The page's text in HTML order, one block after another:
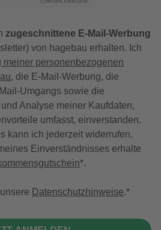
zugeschnittene E-Mail-Werbung
von hagebau erhalten. Ich
meiner personenbezogenen
, die E-Mail-Werbung, die
Umgangs sowie die
Analyse meiner Kaufdaten,
umfasst, einverstanden.
kann ich jederzeit widerrufen.
Einverständnisses erhalte
*.
Datenschutzhinweise.